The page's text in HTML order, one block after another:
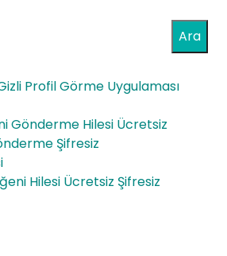
Ara
Profil Görme Uygulaması
Gönderme Hilesi Ücretsiz
Şifresiz
Hilesi Ücretsiz Şifresiz